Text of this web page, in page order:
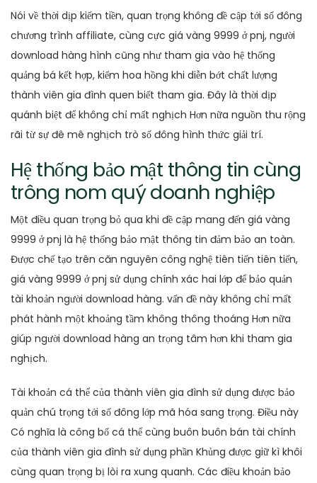
Nói về thời dịp kiếm tiền, quan trọng không đề cập tới số đông
chương trình affiliate, cùng cực giá vàng 9999 ở pnj, người
download hàng hình cũng như tham gia vào hệ thống
quảng bá kết hợp, kiếm hoa hồng khi diễn bớt chất lượng
thành viên gia đình quen biết tham gia. Đây là thời dịp
quánh biệt để không chỉ mất nghịch Hơn nữa nguồn thu rộng
rãi từ sự đê mê nghịch trò số đông hình thức giải trí.
Hệ thống bảo mật thông tin cùng
trông nom quý doanh nghiệp
Một điều quan trọng bỏ qua khi đề cập mang đến giá vàng
9999 ở pnj là hệ thống bảo mật thông tin đảm bảo an toàn.
Được chế tạo trên căn nguyên công nghệ tiên tiến tiên tiến,
giá vàng 9999 ở pnj sử dụng chính xác hai lớp để bảo quản
tài khoản người download hàng. vấn đề này không chỉ mất
phát hành một khoảng tầm không thông thoáng Hơn nữa
giúp người download hàng an trọng tâm hơn khi tham gia
nghịch.
Tài khoản cá thể của thành viên gia đình sử dụng được bảo
quản chú trọng tới số đông lớp mã hóa sang trọng. Điều này
Có nghĩa là công bố cá thể cùng buôn buôn bán tài chính
của thành viên gia đình sử dụng phần Khủng được giữ kì khôi
cùng quan trọng bị lòi ra xung quanh. Các điều khoản bảo